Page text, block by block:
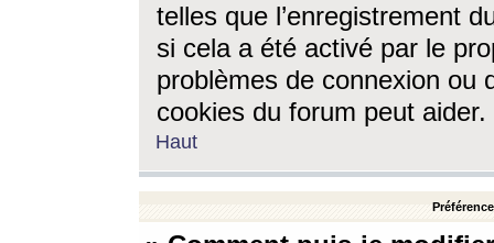
telles que l’enregistrement
si cela a été activé par le
problèmes de connexion ou
cookies du forum peut aider.
Haut